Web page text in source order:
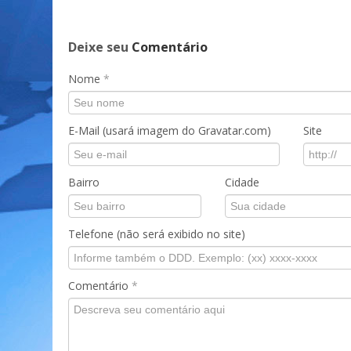
Deixe seu Comentário
Nome *
E-Mail (usará imagem do Gravatar.com) Site
Bairro Cidade
Telefone (não será exibido no site)
Comentário *